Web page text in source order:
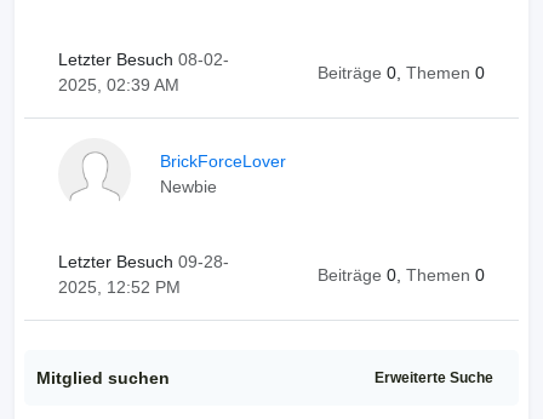
Letzter Besuch 08-02-
2025, 02:39 AM
Beiträge 0, Themen 0
BrickForceLover
Newbie
Letzter Besuch 09-28-
2025, 12:52 PM
Beiträge 0, Themen 0
Mitglied suchen Erweiterte Suche